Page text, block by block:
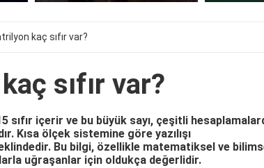
kaç sıfır var?
sıfır var?
sıfır içerir ve bu büyük sayı, çeşitli
Kısa ölçek sistemine göre yazılışı
Bu bilgi, özellikle matematiksel ve
uğraşanlar için oldukça değerlidir.